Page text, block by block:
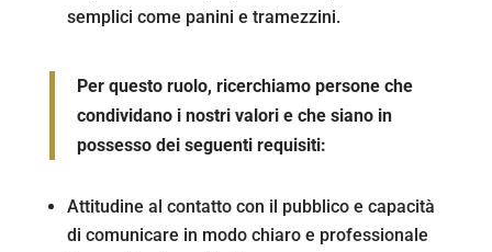
semplici come panini e tramezzini.
Per questo ruolo, ricerchiamo persone che
condividano i nostri valori e che siano in
possesso dei seguenti requisiti:
Attitudine al contatto con il pubblico e capacità
di comunicare in modo chiaro e professionale